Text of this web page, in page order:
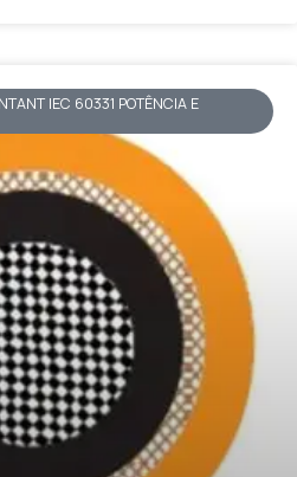
IEC 60331 POTÊNCIA E